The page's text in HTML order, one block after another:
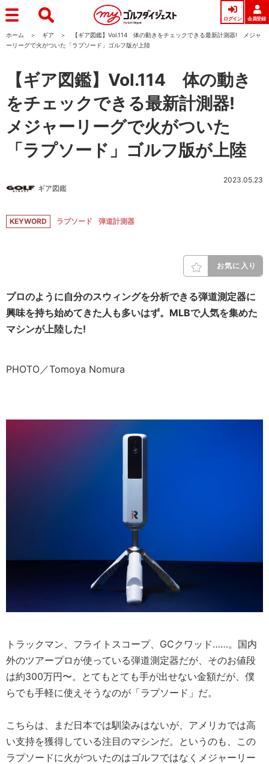
ログイン 会員登録
ホーム ギア
【ギア図鑑】Vol.114 体の動きをチェックできる最新計測器! メジャ
ーリーグで火がついた「ラプソード」ゴルフ版が上陸
【ギア図鑑】Vol.114 体の動き
をチェックできる最新計測器!
メジャーリーグで火がついた
「ラプソード」ゴルフ版が上陸
ギア図鑑
2023.05.23
KEYWORD ラプソード 弾道計測器
お気に入り
プロのように自分のスウィングを分析できる弾道測定器に
興味を持ち始めてきた人も多いはず。MLBで人気を集めた
マシンが上陸した!
PHOTO／Tomoya Nomura
トラックマン、フライトスコープ、GCクワッド……。国内
外のツアープロが使っている弾道測定器だが、そのお値段
は約300万円〜。とてもとても手が出せない金額だが、僕
らでも手軽に使えそうなのが「ラプソード」だ。
こちらは、まだ日本では馴染みはないが、アメリカでは高
い支持を獲得している注目のマシンだ。というのも、この
ラプソードに火がついたのはゴルフではなくメジャーリー